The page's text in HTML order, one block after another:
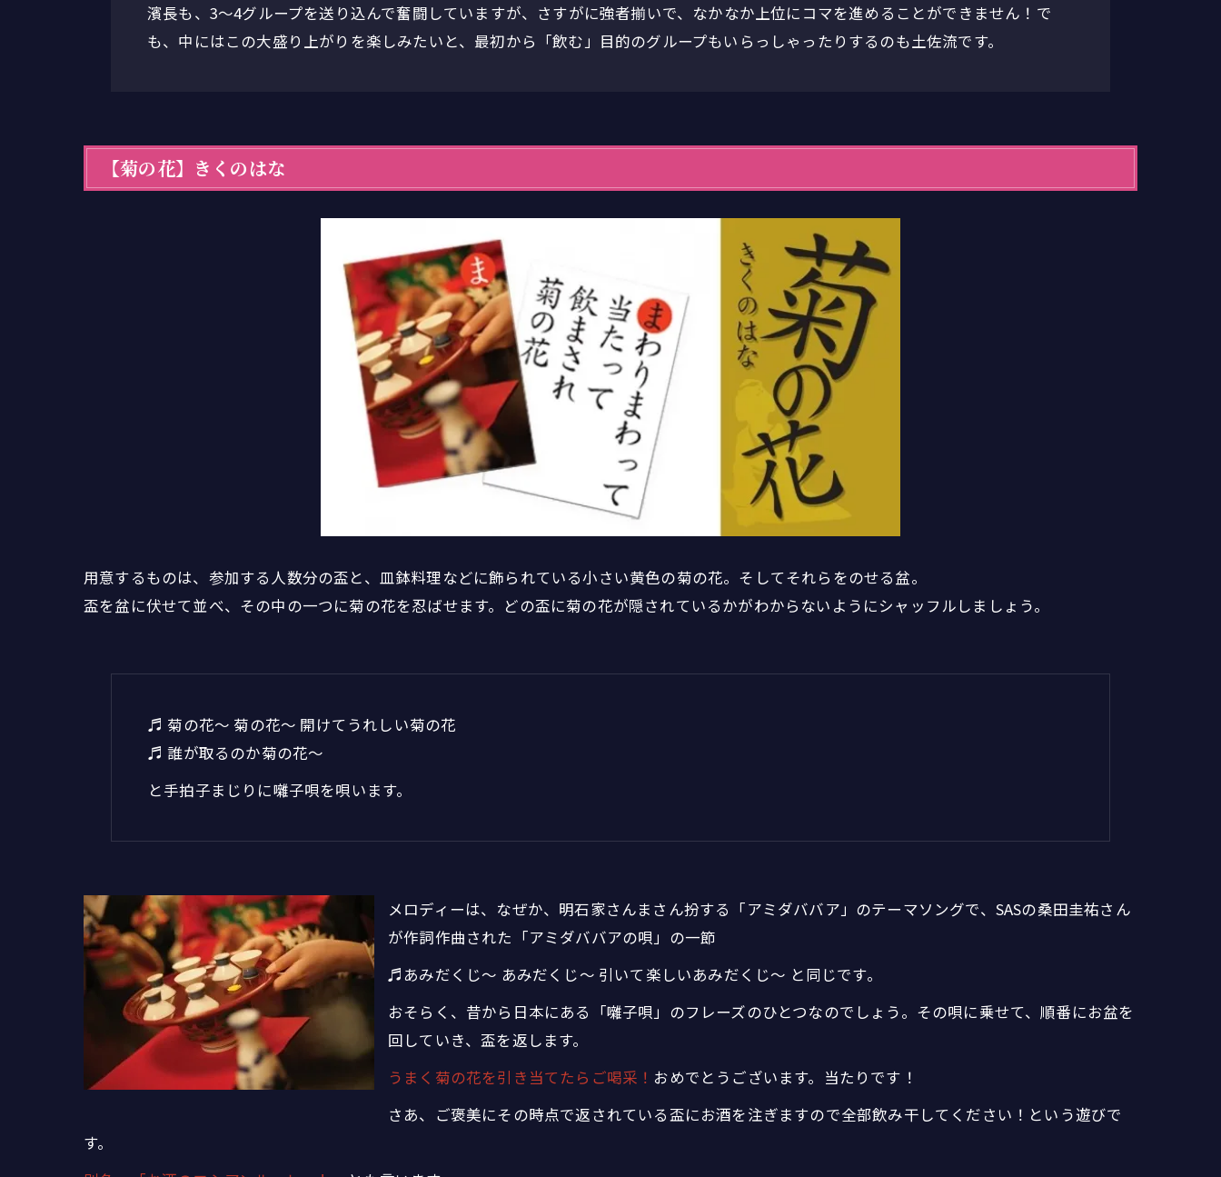
濱長も、3〜4グループを送り込んで奮闘していますが、さすがに強者揃いで、なかなか上位にコマを進めることができません！で
も、中にはこの大盛り上がりを楽しみたいと、最初から「飲む」目的のグループもいらっしゃったりするのも土佐流です。
【菊の花】きくのはな
用意するものは、参加する人数分の盃と、皿鉢料理などに飾られている小さい黄色の菊の花。そしてそれらをのせる盆。
盃を盆に伏せて並べ、その中の一つに菊の花を忍ばせます。どの盃に菊の花が隠されているかがわからないようにシャッフルしましょう。
♬ 菊の花〜 菊の花〜 開けてうれしい菊の花
♬ 誰が取るのか菊の花〜
と手拍子まじりに囃子唄を唄います。
メロディーは、なぜか、明石家さんまさん扮する「アミダババア」のテーマソングで、SASの桑田圭祐さん
が作詞作曲された「アミダババアの唄」の一節
♬あみだくじ〜 あみだくじ〜 引いて楽しいあみだくじ〜 と同じです。
おそらく、昔から日本にある「囃子唄」のフレーズのひとつなのでしょう。その唄に乗せて、順番にお盆を
回していき、盃を返します。
うまく菊の花を引き当てたらご喝采！ おめでとうございます。当たりです！
さあ、ご褒美にその時点で返されている盃にお酒を注ぎますので全部飲み干してください！という遊びで
す。